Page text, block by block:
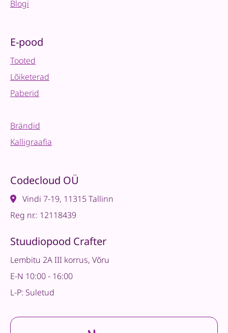
Blogi
E-pood
Tooted
Lõiketerad
Paberid
Brändid
Kalligraafia
Codecloud OÜ
Vindi 7-19, 11315 Tallinn
Reg nr.: 12118439
Stuudiopood Crafter
Lembitu 2A III korrus, Võru
E-N 10:00 - 16:00
L-P: Suletud